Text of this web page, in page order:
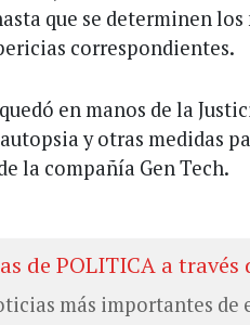
que se determinen los
correspondientes.
en manos de la
y otras medidas
la compañía Gen Tech.
de POLITICA a
más importantes de